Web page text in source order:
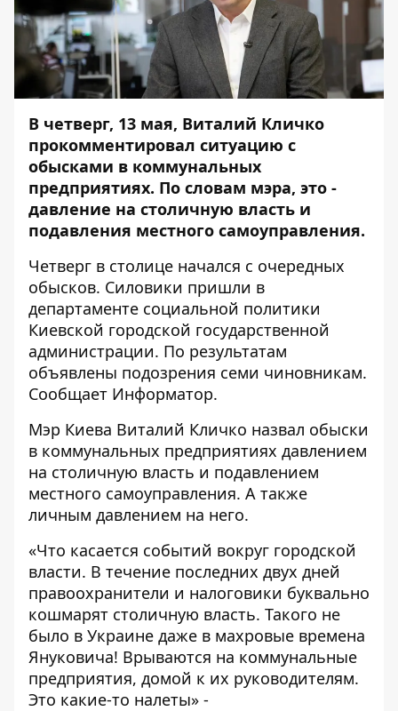
В четверг, 13 мая, Виталий Кличко
прокомментировал ситуацию с
обысками в коммунальных
предприятиях. По словам мэра, это -
давление на столичную власть и
подавления местного самоуправления.
Четверг в столице начался с очередных
обысков. Силовики пришли в
департаменте социальной политики
Киевской городской государственной
администрации. По результатам
объявлены подозрения семи чиновникам.
Сообщает Информатор.
Мэр Киева Виталий Кличко назвал обыски
в коммунальных предприятиях давлением
на столичную власть и подавлением
местного самоуправления. А также
личным давлением на него.
«Что касается событий вокруг городской
власти. В течение последних двух дней
правоохранители и налоговики буквально
кошмарят столичную власть. Такого не
было в Украине даже в махровые времена
Януковича! Врываются на коммунальные
предприятия, домой к их руководителям.
Это какие-то налеты» -